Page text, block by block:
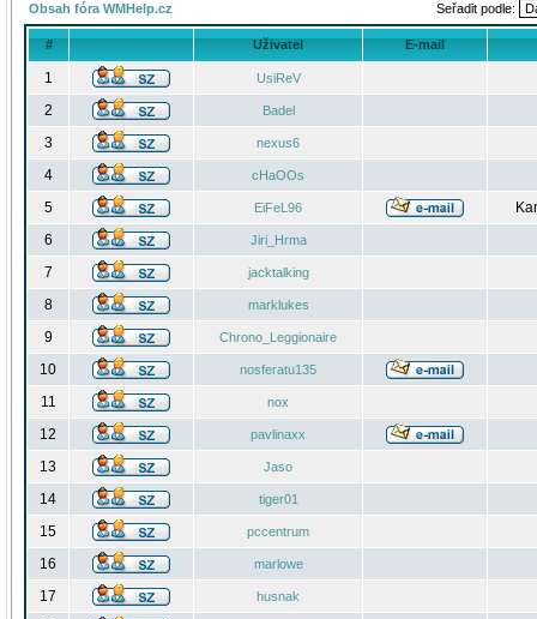
Obsah fóra WMHelp.cz Seřadit podle:
# Uživatel E-mail
1 UsiReV
2 Badel
3 nexus6
4 cHaOOs
5 EiFeL96
6
Jiri_Hrma
7 jacktalking
8 marklukes
9 Chrono_Leggionaire
10 nosferatu135
11 nox
12 pavlinaxx
13 Jaso
14 tiger01
15 pccentrum
16 marlowe
17 husnak